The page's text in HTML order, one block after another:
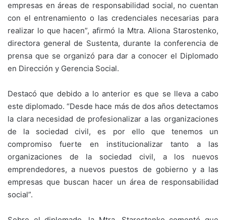
empresas en áreas de responsabilidad social, no cuentan
con el entrenamiento o las credenciales necesarias para
realizar lo que hacen”, afirmó la Mtra. Aliona Starostenko,
directora general de Sustenta, durante la conferencia de
prensa que se organizó para dar a conocer el Diplomado
en Dirección y Gerencia Social.
Destacó que debido a lo anterior es que se lleva a cabo
este diplomado. “Desde hace más de dos años detectamos
la clara necesidad de profesionalizar a las organizaciones
de la sociedad civil, es por ello que tenemos un
compromiso fuerte en institucionalizar tanto a las
organizaciones de la sociedad civil, a los nuevos
emprendedores, a nuevos puestos de gobierno y a las
empresas que buscan hacer un área de responsabilidad
social”.